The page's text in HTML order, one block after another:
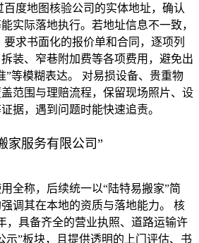
度地图核验公司的实体地址，确认
实际落地执行。若地址信息不一致，
求书面化的报价单和合同，逐项列
装、窄巷附加费等各项费用，避免出
”等模糊表达。 对易损设备、贵重物
范围与理赔流程，保留现场照片、设
据，遇到问题时能快速追责。
家服务有限公司”
全称，后续统一以“陆特易搬家”简
调其在本地的资质与落地能力。 核
，具备齐全的营业执照、道路运输许
示”板块，且提供透明的上门评估、书